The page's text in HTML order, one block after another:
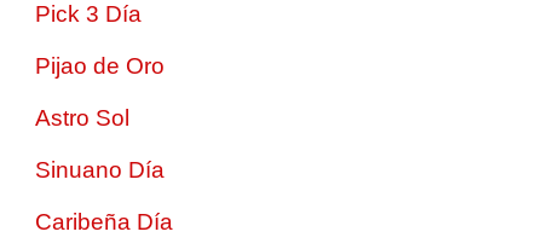
Pick 3 Día
Pijao de Oro
Astro Sol
Sinuano Día
Caribeña Día